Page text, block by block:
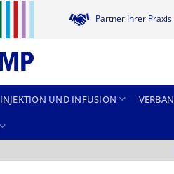
Partner Ihrer
INJEKTION UND INFUSION